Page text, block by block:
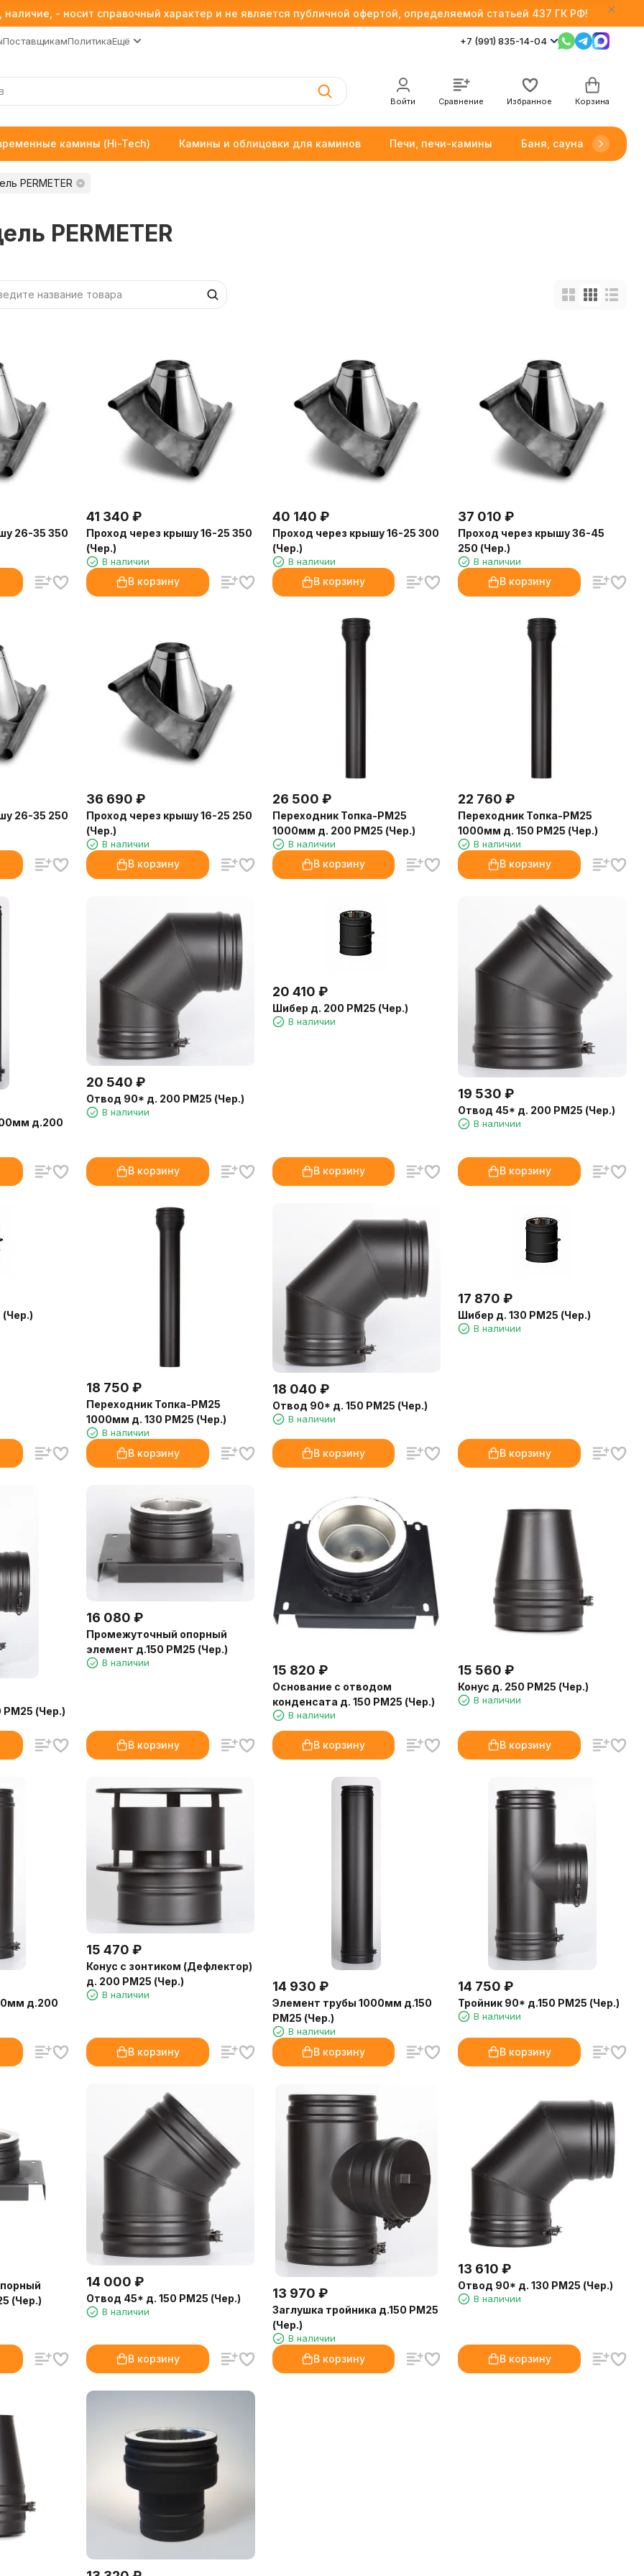
- носит справочный характер и не является публичной офертой, определяемой статьей 437 ГК РФ!
ПоставщикамПолитикаЕщё +7 (991) 835-14-04
Войти Сравнение Избранное Корзина
камины (Hi-Tech) Камины и облицовки для каминов Печи, печи-камины Баня, сауна
PERMETER
PERMETER
26-35 350
41 340 ₽
Проход через крышу 16-25 350
(Чер.)
В наличии
В корзину
40 140 ₽
Проход через крышу 16-25 300
(Чер.)
В наличии
В корзину
37 010 ₽
Проход через крышу 36-45
250 (Чер.)
В наличии
В корзину
26-35 250
36 690 ₽
Проход через крышу 16-25 250
(Чер.)
В наличии
В корзину
26 500 ₽
Переходник Топка-РМ25
1000мм д. 200 РМ25 (Чер.)
В наличии
В корзину
22 760 ₽
Переходник Топка-РМ25
1000мм д. 150 РМ25 (Чер.)
В наличии
В корзину
д.200
20 540 ₽
Отвод 90* д. 200 РМ25 (Чер.)
В наличии
В корзину
20 410 ₽
Шибер д. 200 РМ25 (Чер.)
В наличии
В корзину
19 530 ₽
Отвод 45* д. 200 РМ25 (Чер.)
В наличии
В корзину
18 750 ₽
Переходник Топка-РМ25
1000мм д. 130 РМ25 (Чер.)
В наличии
В корзину
18 040 ₽
Отвод 90* д. 150 РМ25 (Чер.)
В наличии
В корзину
17 870 ₽
Шибер д. 130 РМ25 (Чер.)
В наличии
В корзину
РМ25 (Чер.)
16 080 ₽
Промежуточный опорный
элемент д.150 РМ25 (Чер.)
В наличии
В корзину
15 820 ₽
Основание с отводом
конденсата д. 150 PM25 (Чер.)
В наличии
В корзину
15 560 ₽
Конус д. 250 РМ25 (Чер.)
В наличии
В корзину
д.200
15 470 ₽
Конус с зонтиком (Дефлектор)
д. 200 РМ25 (Чер.)
В наличии
В корзину
14 930 ₽
Элемент трубы 1000мм д.150
РМ25 (Чер.)
В наличии
В корзину
14 750 ₽
Тройник 90* д.150 РМ25 (Чер.)
В наличии
В корзину
(Чер.)
14 000 ₽
Отвод 45* д. 150 РМ25 (Чер.)
В наличии
В корзину
13 970 ₽
Заглушка тройника д.150 PM25
(Чер.)
В наличии
В корзину
13 610 ₽
Отвод 90* д. 130 РМ25 (Чер.)
В наличии
В корзину